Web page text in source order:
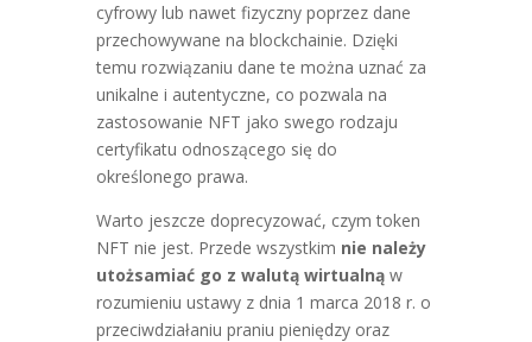
cyfrowy lub nawet fizyczny poprzez dane
przechowywane na blockchainie. Dzięki
temu rozwiązaniu dane te można uznać za
unikalne i autentyczne, co pozwala na
zastosowanie NFT jako swego rodzaju
certyfikatu odnoszącego się do
określonego prawa.
Warto jeszcze doprecyzować, czym token
NFT nie jest. Przede wszystkim nie należy
utożsamiać go z walutą wirtualnąw
rozumieniu ustawy z dnia 1 marca 2018 r. o
przeciwdziałaniu praniu pieniędzy oraz